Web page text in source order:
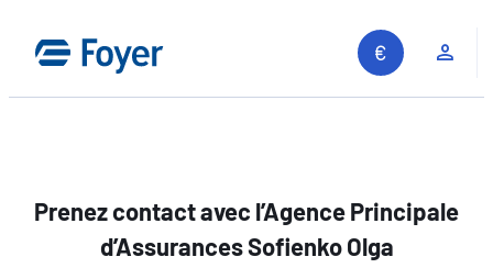
contenu
Prenez contact avec l’Agence Principale
d’Assurances Sofienko Olga